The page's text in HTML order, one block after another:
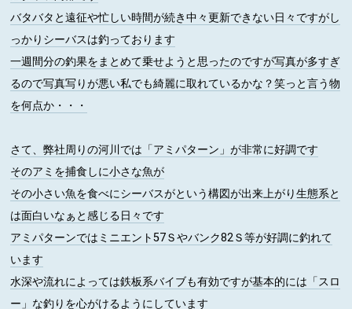
バタバタと遠征や忙しい時間が続き中々更新できない日々ですがし
っかりシーバスは釣っております
一週間分の釣果をまとめて乗せようと思ったのですが写真が多すぎ
るので写真写りが悪い私でも綺麗に取れているかな？笑っと言う物
を何点か・・・
さて、弊社周りの河川では「アミパターン」が非常に好調です
そのアミを捕食しに小さな魚が
その小さい魚を食べにシーバスがという構図が出来上がり生態系と
は面白いなぁと感じる日々です
アミパターンではミニエント57Ｓやバンク82Ｓ等が好調に釣れて
います
水深や流れによっては鉄板系バイブも有効ですが基本的には「スロ
ー」な釣りを心がけるようにしています